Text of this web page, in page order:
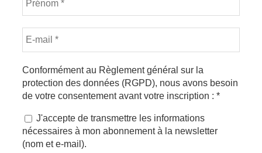
Conformément au Règlement général sur la
protection des données (RGPD), nous avons besoin
de votre consentement avant votre inscription : *
J'accepte de transmettre les informations
nécessaires à mon abonnement à la newsletter
(nom et e-mail).